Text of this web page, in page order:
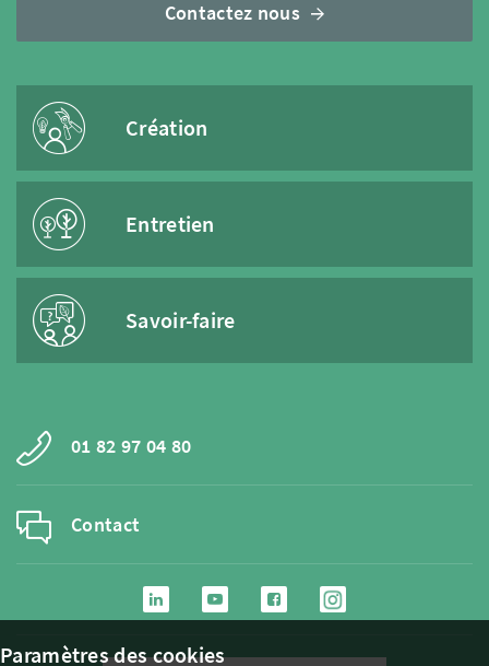
Contactez nous
Création
Entretien
Savoir-faire
01 82 97 04 80
Contact
Paramètres des cookies